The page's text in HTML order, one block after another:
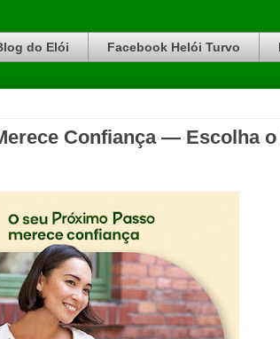
do Elói Facebook Helói Turvo
Confiança — Escolha o